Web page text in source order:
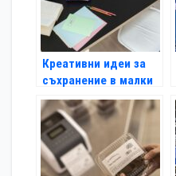
Креативни идеи за
съхранение в малки
пространства от
Brother